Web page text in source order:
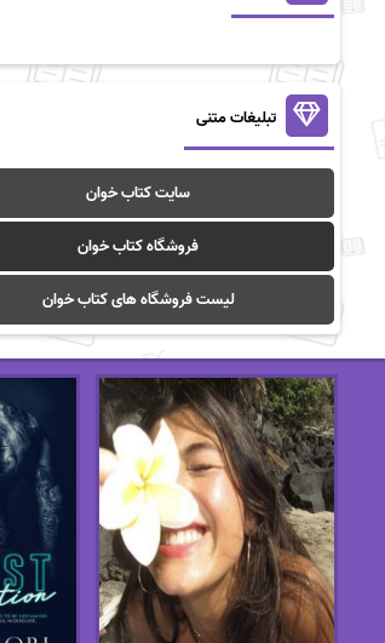
تبلیغات متنی
سایت کتاب خوان
فروشگاه کتاب خوان
لیست فروشگاه های کتاب خوان